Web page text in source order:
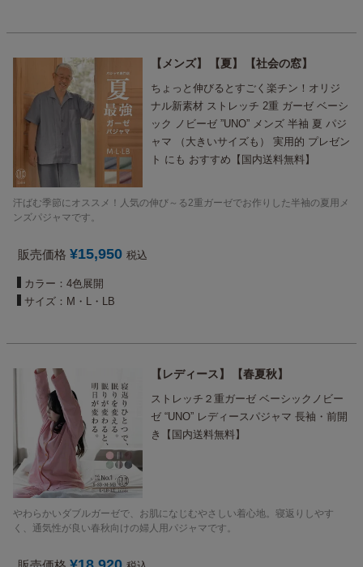
メンズ 夏 社会の窓
ちょっと伸びるとすごく楽チン！オリジ
ナル新素材 ストレッチ 2重 ガーゼ ベーシ
ック ノビーゼ ”UNO” メンズ 半袖 夏 パジ
ャマ （大きいサイズも） 実用的 プレゼン
ト にも おすすめ【国内送料無料】
汗ばむ季節にオススメ！人気の伸び～る2重ガーゼでお作りした半袖の夏用メ
ンズパジャマです。
販売価格 ¥15,950 税込
カラー：4色展開
サイズ：M・L・LB
レディース 春夏秋
ストレッチ２重ガーゼ ベーシックノビー
ゼ “UNO” レディースパジャマ 長袖・前開
き【国内送料無料】
やわらかいダブルガーゼで、お肌になじむやさしい着心地。寝返りしやす
く、通気性が良い春秋向けの婦人用パジャマです。